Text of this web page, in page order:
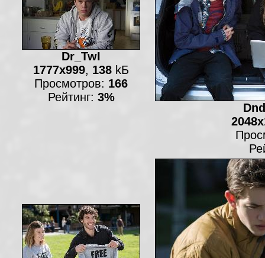
Dr_TwI
1777x999, 138 kБ
Просмотров: 166
Рейтинг: 3%